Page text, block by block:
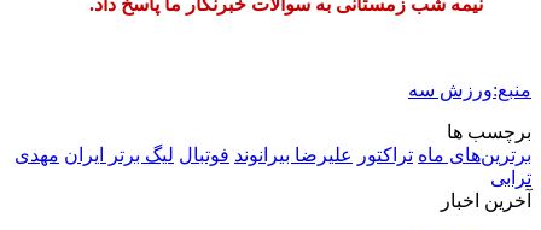
منبع:ورزش سه
برچسب ها
برترین‌های ماه تراکتور علیرضا بیرانوند فوتبال لیگ برتر ایران مهدی
ترابی
آخرین اخبار